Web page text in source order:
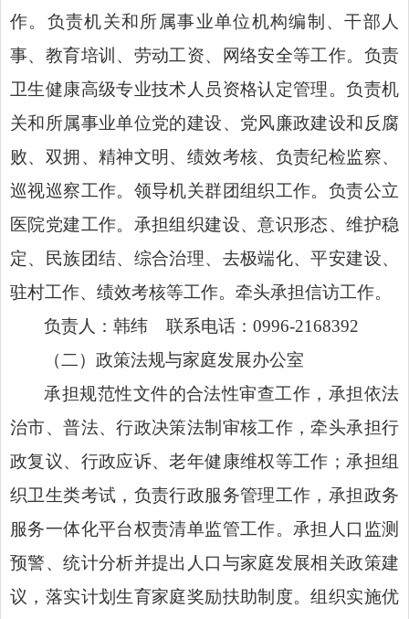
作。负责机关和所属事业单位机构编制、干部人
事、教育培训、劳动工资、网络安全等工作。负责
卫生健康高级专业技术人员资格认定管理。负责机
关和所属事业单位党的建设、党风廉政建设和反腐
败、双拥、精神文明、绩效考核、负责纪检监察、
巡视巡察工作。领导机关群团组织工作。负责公立
医院党建工作。承担组织建设、意识形态、维护稳
定、民族团结、综合治理、去极端化、平安建设、
驻村工作、绩效考核等工作。牵头承担信访工作。
负责人：韩纬 联系电话：0996-2168392
（二）政策法规与家庭发展办公室
承担规范性文件的合法性审查工作，承担依法
治市、普法、行政决策法制审核工作，牵头承担行
政复议、行政应诉、老年健康维权等工作；承担组
织卫生类考试，负责行政服务管理工作，承担政务
服务一体化平台权责清单监管工作。承担人口监测
预警、统计分析并提出人口与家庭发展相关政策建
议，落实计划生育家庭奖励扶助制度。组织实施优